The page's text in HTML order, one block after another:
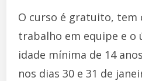
O curso é gratuito, tem
trabalho em equipe e o
idade mínima de 14
nos dias 30 e 31 de